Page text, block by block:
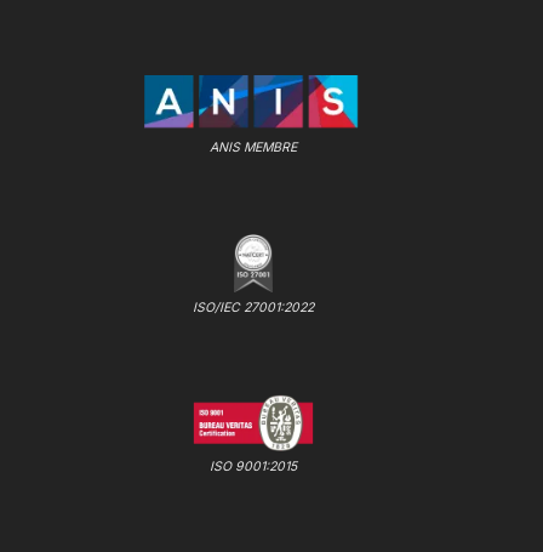
ANIS MEMBRE
ISO/IEC 27001:2022
ISO 9001:2015